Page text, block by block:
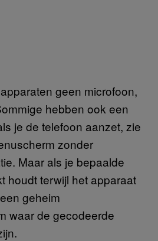
geen microfoon,
hebben ook een
je de telefoon aanzet, zie
zonder
Maar als je bepaalde
houdt terwijl het apparaat
geheim
waar de gecodeerde